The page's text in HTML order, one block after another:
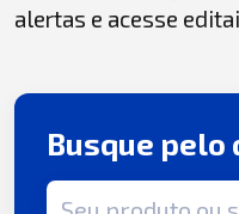
alertas e acesse
Busque pelo
Termo de busca